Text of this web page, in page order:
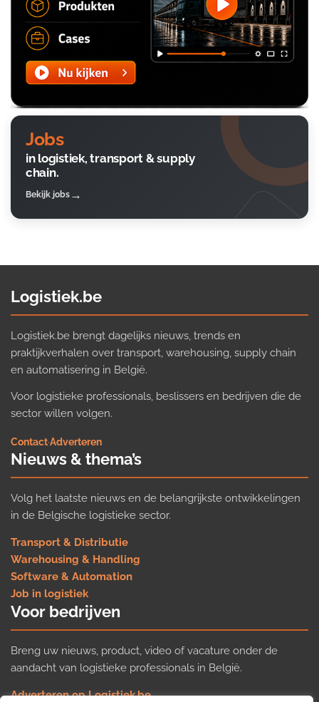
Jobs
in logistiek, transport & supply
chain.
Bekijk jobs
Logistiek.be
Logistiek.be brengt dagelijks nieuws, trends en
praktijkverhalen over transport, warehousing, supply chain
en automatisering in België.
Voor logistieke professionals, beslissers en bedrijven die de
sector willen volgen.
Contact·Adverteren
Nieuws & thema’s
Volg het laatste nieuws en de belangrijkste ontwikkelingen
in de Belgische logistieke sector.
Transport & Distributie
Warehousing & Handling
Software & Automation
Job in logistiek
Voor bedrijven
Breng uw nieuws, product, video of vacature onder de
aandacht van logistieke professionals in België.
Adverteren op Logistiek.be